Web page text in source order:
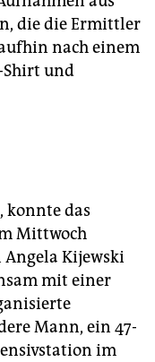
die die Ermittler
nach einem
Shirt und
konnte das
Mittwoch
Angela Kijewski
mit einer
Mann, ein 47-
im